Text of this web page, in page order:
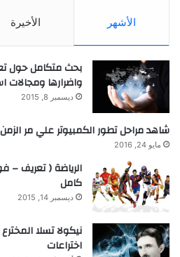
الأشهر الأخيرة
بحث متكامل حول
واضرارها ومجالات
ديسمبر 8, 2015
شاهد مراحل تطور الكمبيوتر علي مر الزمن
مايو 24, 2016
الرياضة ( تعريف –
كامل
ديسمبر 14, 2015
اختراعات